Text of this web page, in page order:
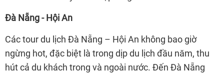
Đà Nẵng - Hội An
Các tour du lịch Đà Nẵng – Hội An không bao giờ
ngừng hot, đặc biệt là trong dịp du lịch đầu năm, thu
hút cả du khách trong và ngoài nước. Đến Đà Nẵng